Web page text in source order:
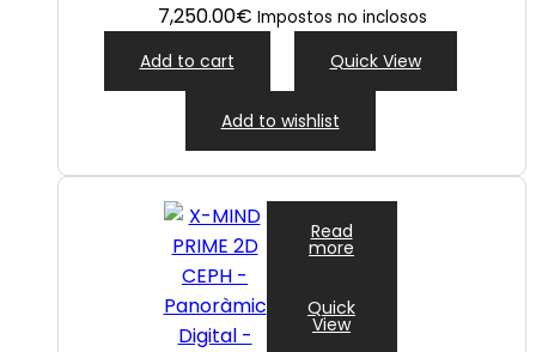
7,250.00€ Impostos no inclosos
Add to cart Quick View
Add to wishlist
Read
more
Quick
View